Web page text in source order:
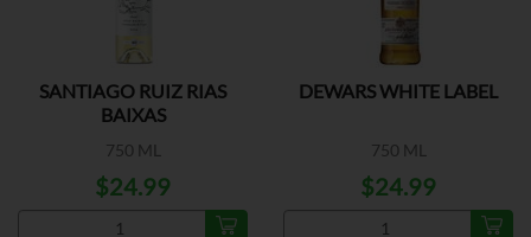
SANTIAGO RUIZ RIAS
BAIXAS
750 ML
$24.99
DEWARS WHITE LABEL
750 ML
$24.99